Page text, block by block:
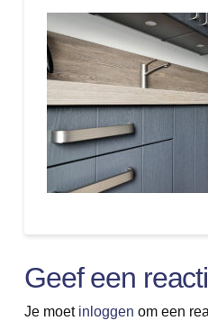
Geef een
Je moet inloggen om een